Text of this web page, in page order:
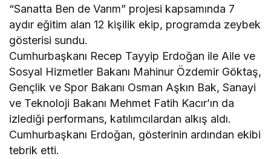
“Sanatta Ben de Varım” projesi kapsamında 7
aydır eğitim alan 12 kişilik ekip, programda zeybek
gösterisi sundu.
Cumhurbaşkanı Recep Tayyip Erdoğan ile Aile ve
Sosyal Hizmetler Bakanı Mahinur Özdemir Göktaş,
Gençlik ve Spor Bakanı Osman Aşkın Bak, Sanayi
ve Teknoloji Bakanı Mehmet Fatih Kacır’ın da
izlediği performans, katılımcılardan alkış aldı.
Cumhurbaşkanı Erdoğan, gösterinin ardından ekibi
tebrik etti.